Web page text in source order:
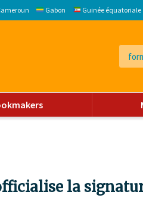
Gabon Guinée équatoriale
la